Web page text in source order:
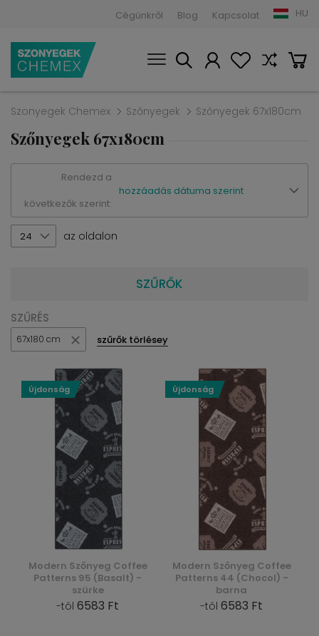
Cégünkről Blog Kapcsolat HU
Szonyegek Chemex Szőnyegek Szőnyegek 67x180cm
Szőnyegek 67x180cm
Rendezd a
következők szerint:
hozzáadás dátuma szerint
24 az oldalon
SZŰRŐK
SZŰRÉS
67x180 cm szűrők törlésey
Modern Szőnyeg Coffee
Patterns 95 (Basalt) -
szürke
-tól 6583 Ft
Újdonság
Modern Szőnyeg Coffee
Patterns 44 (Chocol) -
barna
-tól 6583 Ft
Újdonság